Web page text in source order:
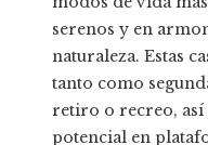
serenos y en
naturaleza. Estas
tanto como
retiro o recreo,
potencial en